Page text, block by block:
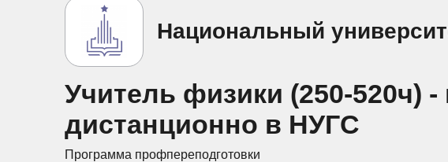
Национальный
Учитель физики (250-520ч)
дистанционно в НУГС
Программа профпереподготовки